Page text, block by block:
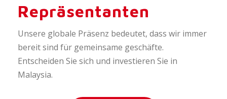
Repräsentanten
Unsere globale Präsenz bedeutet, dass wir immer
bereit sind für gemeinsame geschäfte.
Entscheiden Sie sich und investieren Sie in
Malaysia.